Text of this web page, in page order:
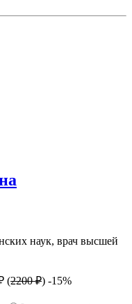
наук, врач высшей
(2200 ₽) -15%